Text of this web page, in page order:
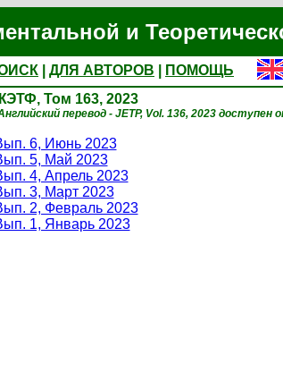
и
ДЛЯ АВТОРОВ
ПОМОЩЬ
Том 163, 2023
перевод - JETP, Vol. 136, 2023 доступен
6, Июнь 2023
5, Май 2023
4, Апрель 2023
3, Март 2023
2, Февраль 2023
1, Январь 2023